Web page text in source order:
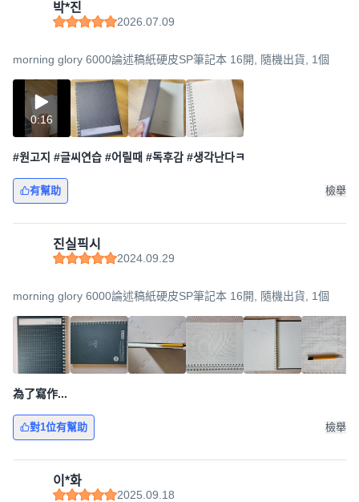
박*진
2026.07.09
morning glory 6000論述稿紙硬皮SP筆記本 16開, 隨機出貨, 1個
0:16
#원고지 #글씨연습 #어릴때 #독후감 #생각난다ㅋ
有幫助 檢舉
진실픽시
2024.09.29
morning glory 6000論述稿紙硬皮SP筆記本 16開, 隨機出貨, 1個
為了寫作...
對1位有幫助 檢舉
이*화
2025.09.18